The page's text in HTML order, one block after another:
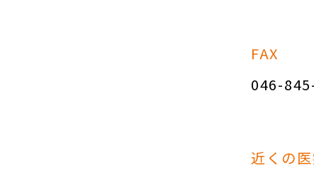
FAX
046-
近くの